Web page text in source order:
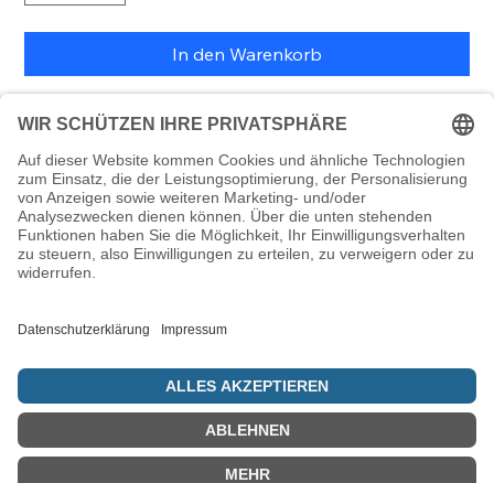
In den Warenkorb
Starker Magnet in Form einer Torarolle, passend zum
Maße: 65 x 61 x 8 mm
© 5786 Maamin. Hebräische Ausrüstung für deinen Alltag
Vertrag widerrufen